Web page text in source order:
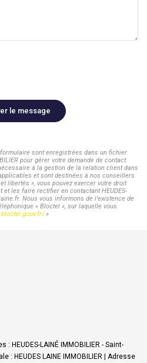
le message
sont enregistrées dans un fichier
pour gérer votre demande de contact.
à la gestion de la relation client dans
et sont destinées à nos conseillers
libertés », vous pouvez exercer votre droit
les faire rectifier en contactant HEUDES-
Nous vous informons de l'existence de
« Bloctel », sur laquelle vous
»
HEUDES-LAINÉ IMMOBILIER - Saint-
: HEUDES LAINE IMMOBILIER | Adresse